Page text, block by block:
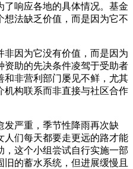
了响应各地的具体情况。基金
法缺乏价值，而是因为它不
因为它没有价值，而是因为
资助的先决条件凌驾于受助者
和非营利部门屡见不鲜，尤其
机构联系而非直接与社区合作
严重，季节性降雨再次缺
人们每天都要走更远的路才能
这个小组尝试自行实施一部
的蓄水系统，但进展缓慢且